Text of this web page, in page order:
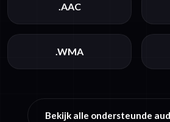
.AAC
.WMA
Bekijk alle ondersteunde